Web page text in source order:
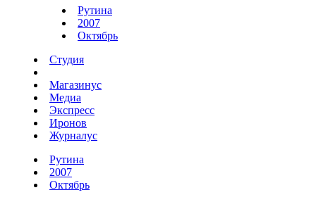
Рутина
2007
Октябрь
Студия
Магазинус
Медиа
Экспресс
Иронов
Журналус
Рутина
2007
Октябрь